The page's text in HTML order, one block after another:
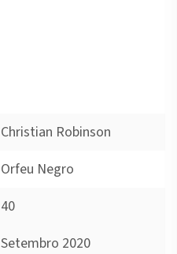
Christian Robinson
Orfeu Negro
40
Setembro 2020